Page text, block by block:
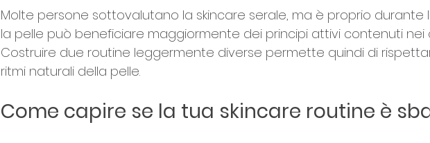
Molte persone sottovalutano la skincare serale, ma è proprio
la pelle può beneficiare maggiormente dei principi attivi contenuti nei
Costruire due routine leggermente diverse permette quindi di
ritmi naturali della pelle.
Come capire se la tua skincare routine è